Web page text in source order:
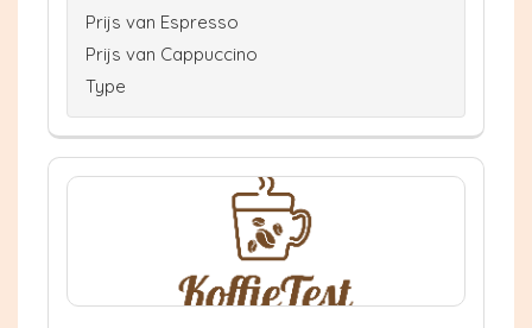
Prijs van Espresso
Prijs van Cappuccino
Type